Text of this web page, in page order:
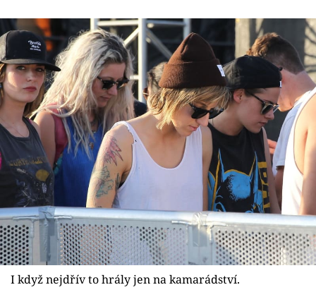
I když nejdřív to hrály jen na kamarádství.